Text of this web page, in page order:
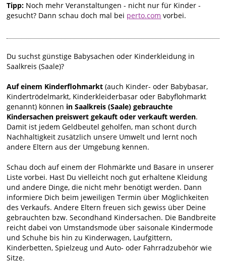
Tipp: Noch mehr Veranstaltungen - nicht nur für Kinder -
gesucht? Dann schau doch mal bei perto.com vorbei.
Du suchst günstige Babysachen oder Kinderkleidung in
Saalkreis (Saale)?
Auf einem Kinderflohmarkt (auch Kinder- oder Babybasar,
Kindertrödelmarkt, Kinderkleiderbasar oder Babyflohmarkt
genannt) können in Saalkreis (Saale) gebrauchte
Kindersachen preiswert gekauft oder verkauft werden.
Damit ist jedem Geldbeutel geholfen, man schont durch
Nachhaltigkeit zusätzlich unsere Umwelt und lernt noch
andere Eltern aus der Umgebung kennen.
Schau doch auf einem der Flohmärkte und Basare in unserer
Liste vorbei. Hast Du vielleicht noch gut erhaltene Kleidung
und andere Dinge, die nicht mehr benötigt werden. Dann
informiere Dich beim jeweiligen Termin über Möglichkeiten
des Verkaufs. Andere Eltern freuen sich gewiss über Deine
gebrauchten bzw. Secondhand Kindersachen. Die Bandbreite
reicht dabei von Umstandsmode über saisonale Kindermode
und Schuhe bis hin zu Kinderwagen, Laufgittern,
Kinderbetten, Spielzeug und Auto- oder Fahrradzubehör wie
Sitze.